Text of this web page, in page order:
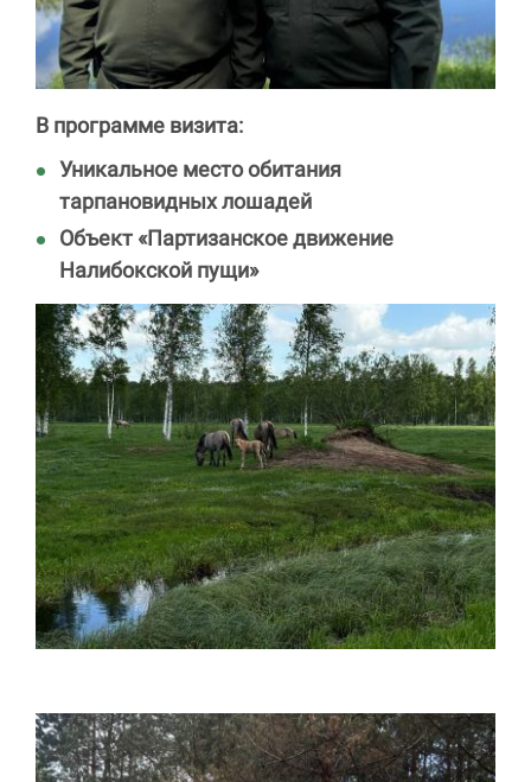
В программе визита:
Уникальное место обитания
тарпановидных лошадей
Объект «Партизанское движение
Налибокской пущи»